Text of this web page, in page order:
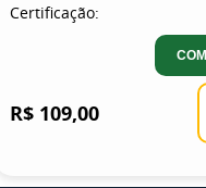
Certificação:
R$ 109,00